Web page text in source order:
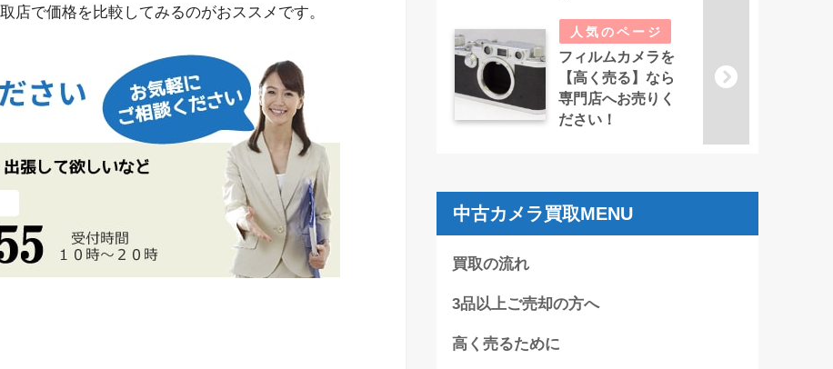
店で価格を比較してみるのがおススメです。
フィルムカメラを
【高く売る】なら
専門店へお売りく
ださい！
中古カメラ買取MENU
買取の流れ
3品以上ご売却の方へ
高く売るために